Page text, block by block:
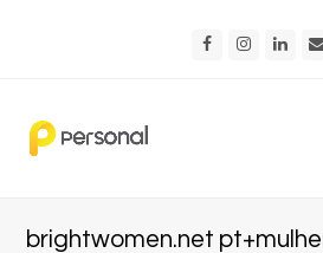
Facebook
brightwomen.net